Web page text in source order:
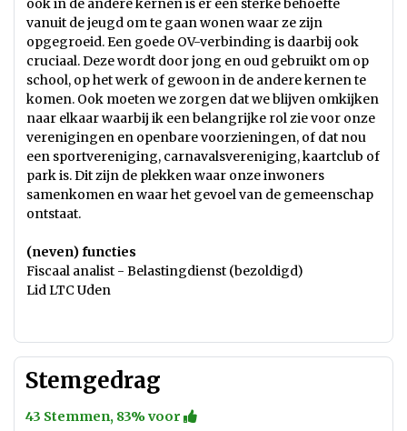
ook in de andere kernen is er een sterke behoefte
vanuit de jeugd om te gaan wonen waar ze zijn
opgegroeid. Een goede OV-verbinding is daarbij ook
cruciaal. Deze wordt door jong en oud gebruikt om op
school, op het werk of gewoon in de andere kernen te
komen. Ook moeten we zorgen dat we blijven omkijken
naar elkaar waarbij ik een belangrijke rol zie voor onze
verenigingen en openbare voorzieningen, of dat nou
een sportvereniging, carnavalsvereniging, kaartclub of
park is. Dit zijn de plekken waar onze inwoners
samenkomen en waar het gevoel van de gemeenschap
ontstaat.
(neven) functies
Fiscaal analist - Belastingdienst (bezoldigd)
Lid LTC Uden
Stemgedrag
43 Stemmen, 83% voor